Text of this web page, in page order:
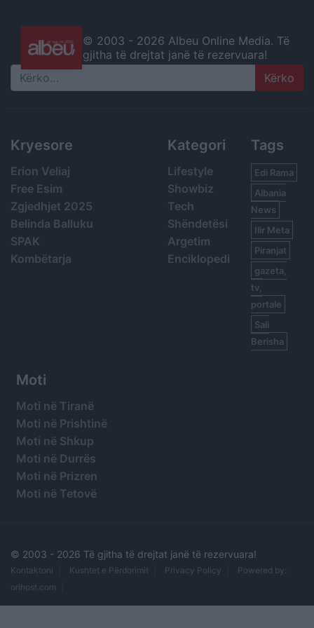
© 2003 - 2026 Albeu Online Media. Të
gjitha të drejtat janë të rezervuara!
Search
Kryesore
Erion Veliaj
Free Esim
Zgjedhjet 2025
Belinda Balluku
SPAK
Kombëtarja
Kategori
Lifestyle
Showbiz
Tech
Shëndetësi
Argetim
Enciklopedi
Tags
Edi Rama
Albania
News
Ilir Meta
Piranjat
gazeta,
tv,
portale
Sali
Berisha
Moti
Moti në Tiranë
Moti në Prishtinë
Moti në Shkup
Moti në Durrës
Moti në Prizren
Moti në Tetovë
© 2003 - 2026 Të gjitha të drejtat janë të rezervuara!
Kontaktoni Kushtet e Përdorimit Privacy Policy
Powered by:
orihost.com